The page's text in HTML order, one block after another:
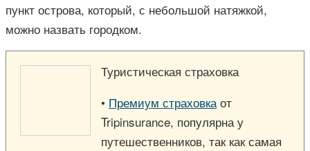
пункт острова, который, с небольшой натяжкой,
можно назвать городком.
Туристическая страховка
• Премиум страховкаот
Tripinsurance, популярна у
путешественников, так как самая